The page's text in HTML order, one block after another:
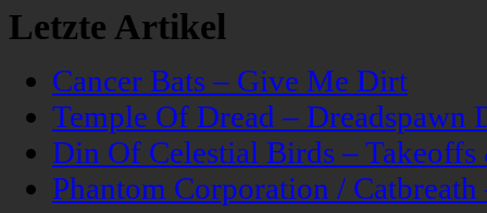
Letzte Artikel
Cancer Bats – Give Me Dirt
Temple Of Dread – Dreadspawn
Din Of Celestial Birds –
Phantom Corporation /